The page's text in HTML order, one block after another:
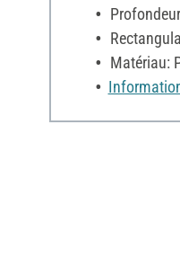
Matériau: